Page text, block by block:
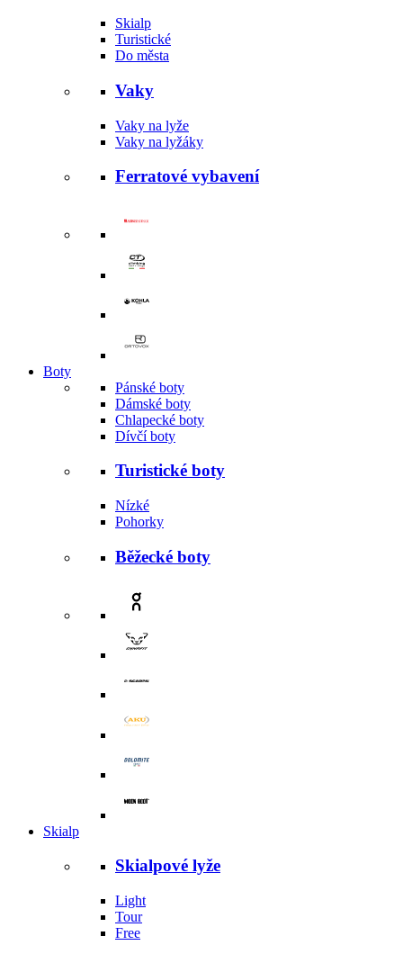
Skialp
Turistické
Do města
Vaky
Vaky na lyže
Vaky na lyžáky
Ferratové vybavení
Boty
Pánské boty
Dámské boty
Chlapecké boty
Dívčí boty
Turistické boty
Nízké
Pohorky
Běžecké boty
Skialp
Skialpové lyže
Light
Tour
Free